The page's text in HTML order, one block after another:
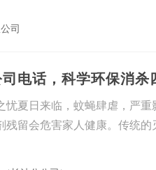
司
电话，科学环保消杀
忧夏日来临，蚊蝇肆虐，严
残留会危害家人健康。传统